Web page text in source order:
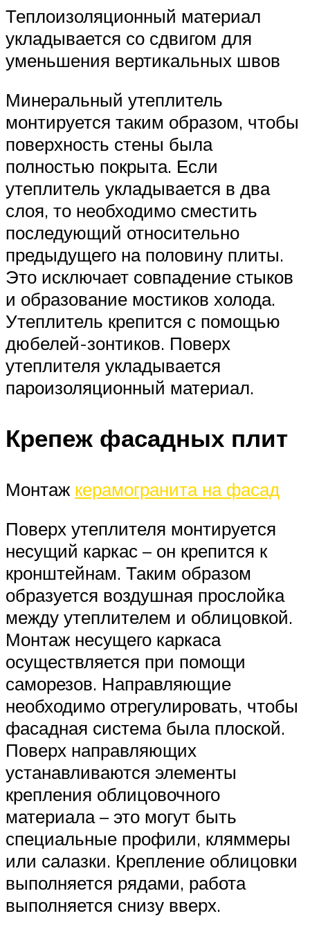
Теплоизоляционный материал
укладывается со сдвигом для
уменьшения вертикальных швов
Минеральный утеплитель
монтируется таким образом, чтобы
поверхность стены была
полностью покрыта. Если
утеплитель укладывается в два
слоя, то необходимо сместить
последующий относительно
предыдущего на половину плиты.
Это исключает совпадение стыков
и образование мостиков холода.
Утеплитель крепится с помощью
дюбелей-зонтиков. Поверх
утеплителя укладывается
пароизоляционный материал.
Крепеж фасадных плит
Монтаж керамогранита на фасад
Поверх утеплителя монтируется
несущий каркас – он крепится к
кронштейнам. Таким образом
образуется воздушная прослойка
между утеплителем и облицовкой.
Монтаж несущего каркаса
осуществляется при помощи
саморезов. Направляющие
необходимо отрегулировать, чтобы
фасадная система была плоской.
Поверх направляющих
устанавливаются элементы
крепления облицовочного
материала – это могут быть
специальные профили, кляммеры
или салазки. Крепление облицовки
выполняется рядами, работа
выполняется снизу вверх.